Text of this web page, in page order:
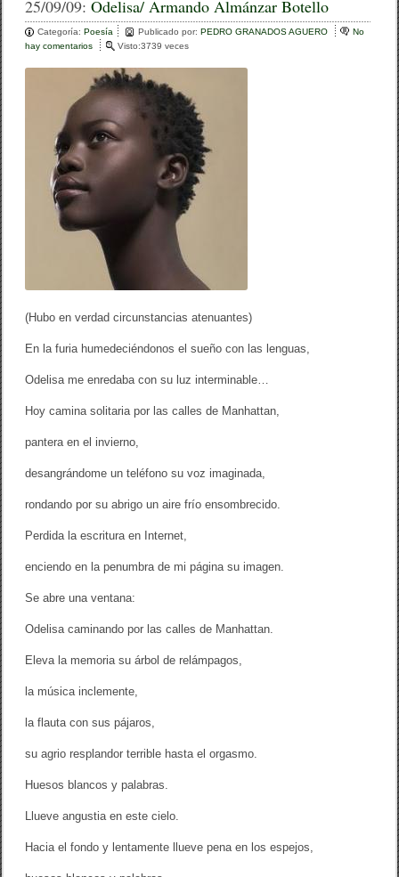
c
e
b
o
k
tt
er
m
p
ar
tir
25/09/09:Odelisa/ Armando Almánzar Botello
Categoría:Poesía Publicado por:PEDRO GRANADOS AGUERO
No
hay comentarios
d
i
s
A
a
n
m
n
o
e
l
Visto:3739 veces
(Hubo en verdad circunstancias atenuantes)
En la furia humedeciéndonos el sueño con las lenguas,
Odelisa me enredaba con su luz interminable…
Hoy camina solitaria por las calles de Manhattan,
pantera en el invierno,
desangrándome un teléfono su voz imaginada,
rondando por su abrigo un aire frío ensombrecido.
Perdida la escritura en Internet,
enciendo en la penumbra de mi página su imagen.
Se abre una ventana:
Odelisa caminando por las calles de Manhattan.
Eleva la memoria su árbol de relámpagos,
la música inclemente,
la flauta con sus pájaros,
su agrio resplandor terrible hasta el orgasmo.
Huesos blancos y palabras.
Llueve angustia en este cielo.
Hacia el fondo y lentamente llueve pena en los espejos,